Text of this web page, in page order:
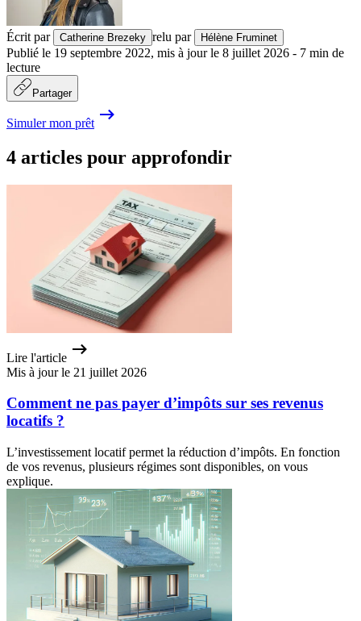
Écrit par Catherine Brezeky relu par Hélène Fruminet
Publié le 19 septembre 2022, mis à jour le 8 juillet 2026 - 7 min de
lecture
Partager
Simuler mon prêt
4 articles pour approfondir
Lire l'article
Mis à jour le 21 juillet 2026
Comment ne pas payer d’impôts sur ses revenus
locatifs ?
L’investissement locatif permet la réduction d’impôts. En fonction
de vos revenus, plusieurs régimes sont disponibles, on vous
explique.